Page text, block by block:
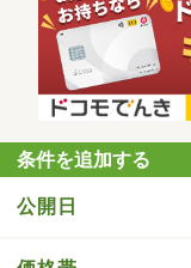
条件を追加する
公開日